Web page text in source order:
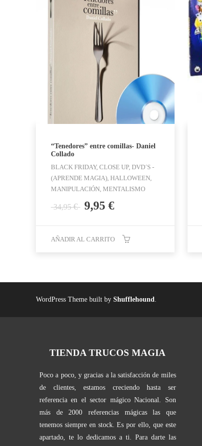
“Tenedores” entre comillas- Daniel
Collado
BLACK FRIDAY, CLOSE UP, DVD´S -
(APRENDE MAGIA), HALLOWEEN,
MANIPULACIÓN, MENTALISMO
34,95€
El
era:
9,95 €El
es:
AÑADIR AL CARRITO
WordPress Theme built by Shufflehound.
TIENDA TRUCOS MAGIA
Poco a poco, y gracias a la satisfacción de miles
de clientes, estamos creciendo hasta ser
referencia en el sector mágico Nacional. Son
más de 2000 referencias mágicas las que
tenemos siempre en stock. Es por ello, que este
apartado, te lo dedicamos a ti. Para darte las